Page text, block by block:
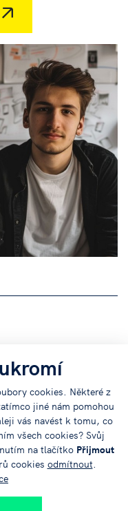
cookies. Některé z
jiné nám pomohou
vás navést k tomu, co
všech cookies? Svůj
na tlačítko Přijmout
cookies odmítnout.